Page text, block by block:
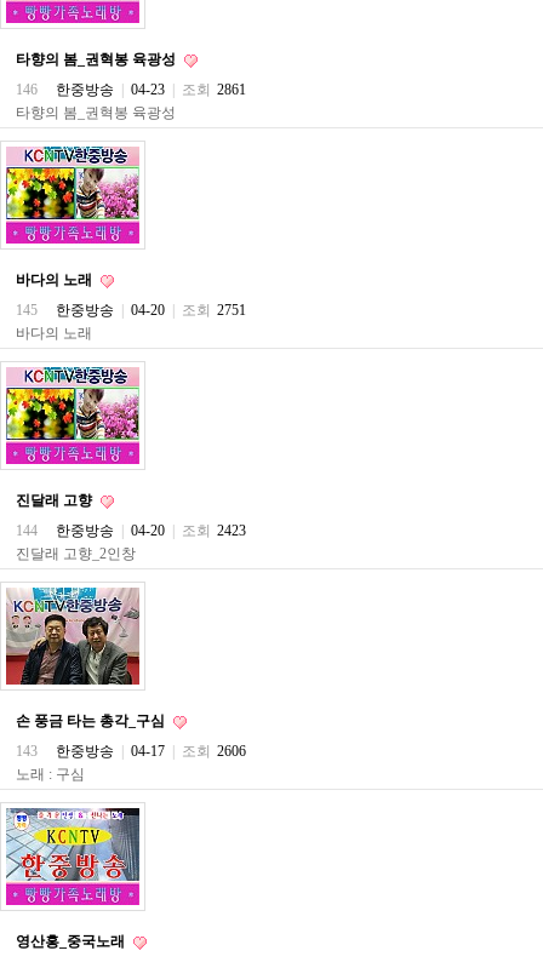
직
도
링
크
114
24
시
간
대
18
모
아
비
아
탑-
프
입
통
영
비
아
돔
DOMCLUB.top
신
규
노
제
휴
사
이
북
타향의 봄_권혁봉 육광성
146
한중방송 04-23 조회 2861
타향의 봄_권혁봉 육광성
바다의 노래
145
한중방송 04-20 조회 2751
바다의 노래
진달래 고향
144
한중방송 04-20 조회 2423
진달래 고향_2인창
손 풍금 타는 총각_구심
143
한중방송 04-17 조회 2606
노래 : 구심
영산홍_중국노래